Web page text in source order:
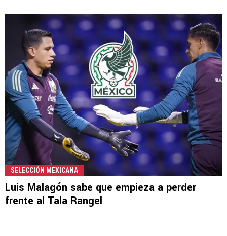
SELECCIÓN MEXICANA
Luis Malagón sabe que empieza a perder
frente al Tala Rangel